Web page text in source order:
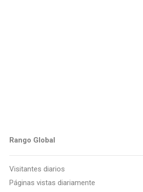
Rango Global
Visitantes diarios
Páginas vistas diariamente